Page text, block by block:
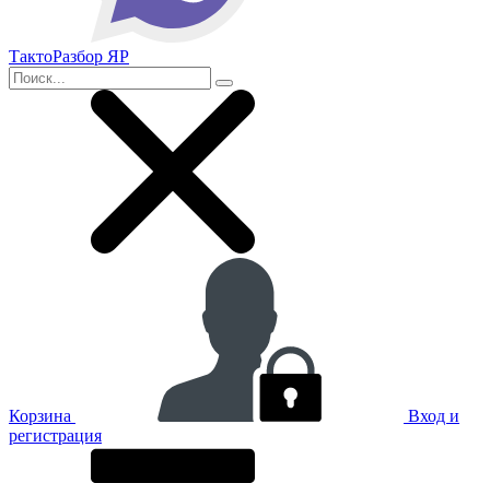
ТактоРазбор ЯР
Корзина
Вход и
регистрация